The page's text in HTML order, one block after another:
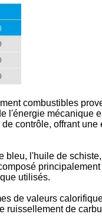
combustibles
l'énergie mécanique
contrôle, offrant
l'huile de
utilisés.
de valeurs
de